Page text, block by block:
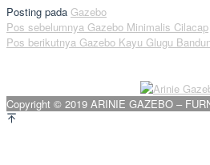
Posting pada Gazebo
Navigasi
Pos sebelumnya Gazebo Minimalis Cilacap
Pos berikutnya Gazebo Kayu Glugu
Copyright © 2019 ARINIE GAZEBO –